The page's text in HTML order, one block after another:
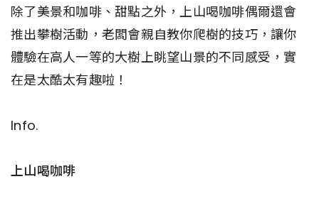
除了美景和咖啡、甜點之外，上山喝咖啡偶爾還會
推出攀樹活動，老闆會親自教你爬樹的技巧，讓你
體驗在高人一等的大樹上眺望山景的不同感受，實
在是太酷太有趣啦！
Info.
上山喝咖啡